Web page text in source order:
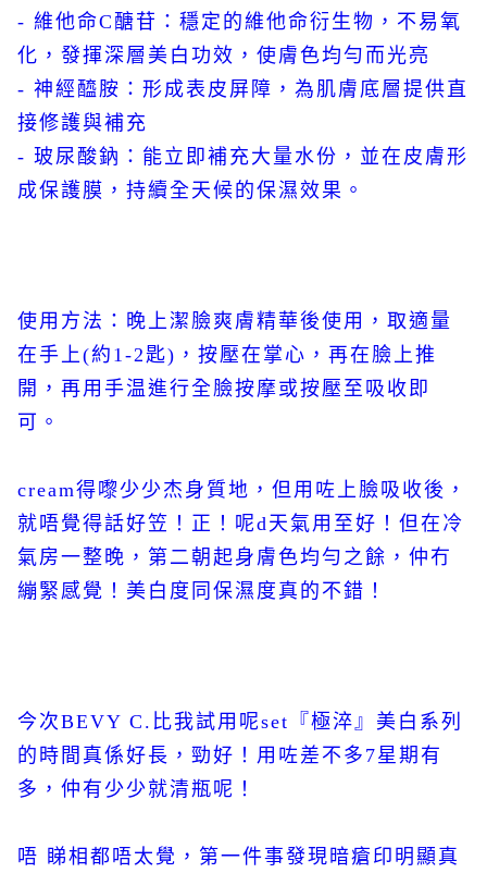
- 維他命C醣苷：穩定的維他命衍生物，不易氧
化，發揮深層美白功效，使膚色均勻而光亮
- 神經醯胺：形成表皮屏障，為肌膚底層提供直
接修護與補充
- 玻尿酸鈉：能立即補充大量水份，並在皮膚形
成保護膜，持續全天候的保濕效果。
使用方法：晚上潔臉爽膚精華後使用，取適量
在手上(約1-2匙)，按壓在掌心，再在臉上推
開，再用手温進行全臉按摩或按壓至吸收即
可。
cream得嚟少少杰身質地，但用咗上臉吸收後，
就唔覺得話好笠！正！呢d天氣用至好！但在冷
氣房一整晚，第二朝起身膚色均勻之餘，仲冇
繃緊感覺！美白度同保濕度真的不錯！
今次BEVY C.比我試用呢set『極淬』美白系列
的時間真係好長，勁好！用咗差不多7星期有
多，仲有少少就清瓶呢！
唔 睇相都唔太覺，第一件事發現暗瘡印明顯真